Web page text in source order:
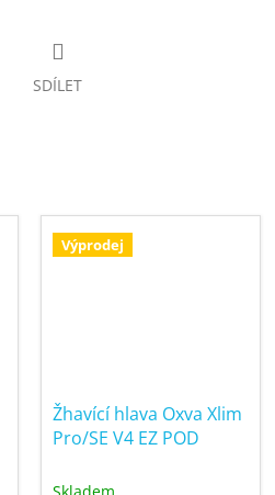
SDÍLET
Výprodej
Žhavící hlava Oxva Xlim
Pro/SE V4 EZ POD